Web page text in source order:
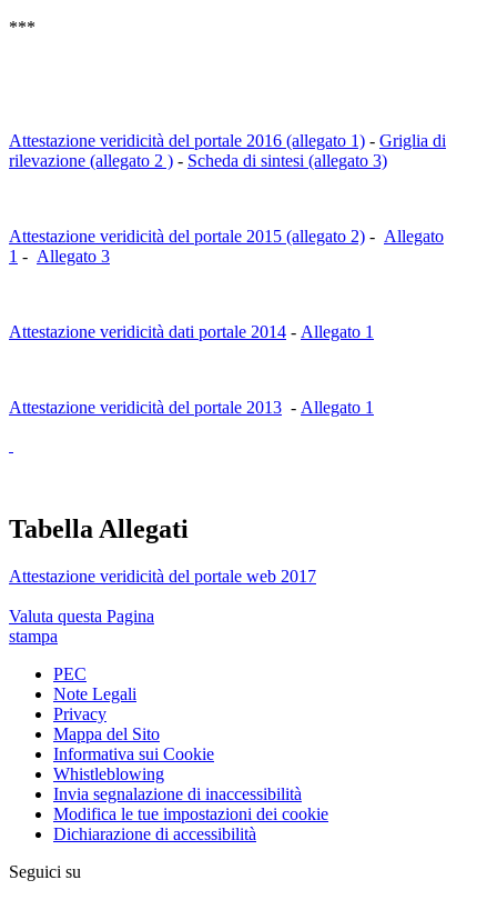
***
Attestazione veridicità del portale 2016 (allegato 1) - Griglia di
rilevazione (allegato 2 ) - Scheda di sintesi (allegato 3)
Attestazione veridicità del portale 2015 (allegato 2) - Allegato
1 - Allegato 3
Attestazione veridicità dati portale 2014 - Allegato 1
Attestazione veridicità del portale 2013 - Allegato 1
Tabella Allegati
Attestazione veridicità del portale web 2017
Valuta questa Pagina
stampa
PEC
Note Legali
Privacy
Mappa del Sito
Informativa sui Cookie
Whistleblowing
Invia segnalazione di inaccessibilità
Modifica le tue impostazioni dei cookie
Dichiarazione di accessibilità
Seguici su